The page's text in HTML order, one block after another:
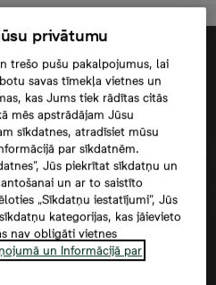
puses datu
privātumu
trešo pušu pakalpojumus, lai
savas tīmekļa vietnes un
kas Jums tiek rādītas citās
mēs apstrādājam Jūsu
sīkdatnes, atradīsiet mūsu
par sīkdatnēm.
Jūs piekrītat sīkdatņu un
un ar to saistīto
„Sīkdatņu iestatījumi”, Jūs
kategorijas, kas jāievieto
nav obligāti vietnes
un Informācijā par